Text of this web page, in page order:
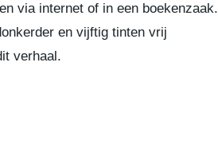
via internet of in een boekenzaak.
en vijftig tinten vrij
verhaal.